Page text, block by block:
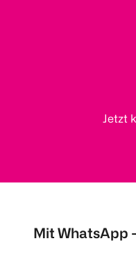
Jetzt
Mit WhatsApp